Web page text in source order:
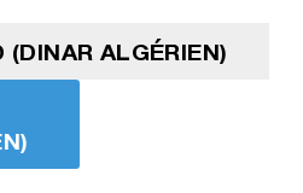
ALGÉRIEN)